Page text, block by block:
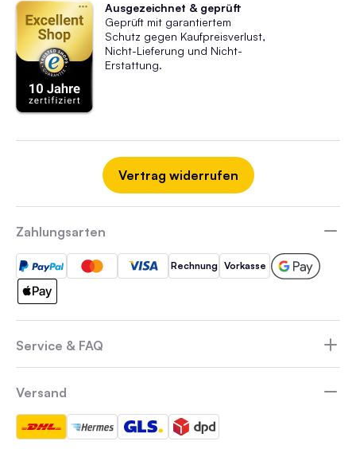
Ausgezeichnet & geprüft
Geprüft mit garantiertem
Schutz gegen Kaufpreisverlust,
Nicht-Lieferung und Nicht-
Erstattung.
Vertrag widerrufen
Zahlungsarten
Rechnung Vorkasse
Service & FAQ
Versand